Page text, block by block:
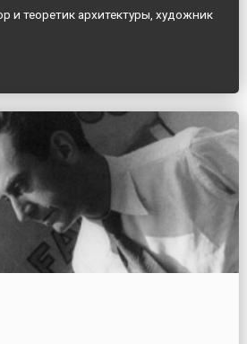
и теоретик архитектуры, художник